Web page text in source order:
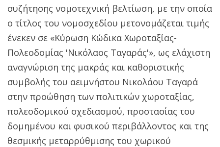
συζήτησης νομοτεχνική βελτίωση, με την οποία
ο τίτλος του νομοσχεδίου μετονομάζεται τιμής
ένεκεν σε «Κύρωση Κώδικα Χωροταξίας-
Πολεοδομίας 'Νικόλαος Ταγαράς'», ως ελάχιστη
αναγνώριση της μακράς και καθοριστικής
συμβολής του αειμνήστου Νικολάου Ταγαρά
στην προώθηση των πολιτικών χωροταξίας,
πολεοδομικού σχεδιασμού, προστασίας του
δομημένου και φυσικού περιβάλλοντος και της
θεσμικής μεταρρύθμισης του χωρικού